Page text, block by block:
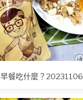
早餐吃什麼？20231106